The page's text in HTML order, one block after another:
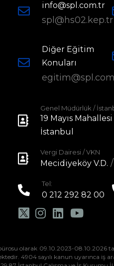
info@spl.com.tr
spl@hs02.kep.tr
Diğer Eğitim
Konuları
Genel Müdürlük /
19 Mayıs
İstanbul
Vergi Dairesi / VKN
Mecidiyeköy V.D.
Tel:
0 212 292 82 00
olarak 09.10.2023-
4904 sayılı kanun uyarınca